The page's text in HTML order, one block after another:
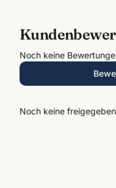
Noch keine
Noch keine